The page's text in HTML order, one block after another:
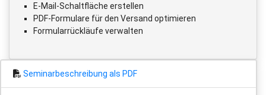
E-Mail-Schaltfläche erstellen
PDF-Formulare für den Versand optimieren
Formularrückläufe verwalten
Seminarbeschreibung als PDF